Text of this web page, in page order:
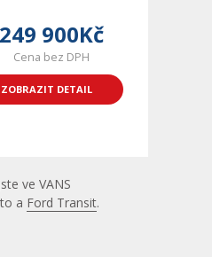
249 900Kč
Cena bez DPH
ZOBRAZIT DETAIL
ve VANS
a Ford Transit.